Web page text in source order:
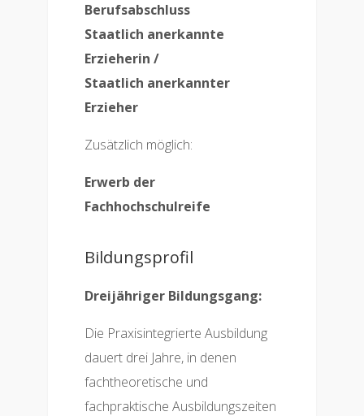
Berufsabschluss
Staatlich anerkannte
Erzieherin /
Staatlich anerkannter
Erzieher
Zusätzlich möglich:
Erwerb der
Fachhochschulreife
Bildungsprofil
Dreijähriger Bildungsgang:
Die Praxisintegrierte Ausbildung
dauert drei Jahre, in denen
fachtheoretische und
fachpraktische Ausbildungszeiten